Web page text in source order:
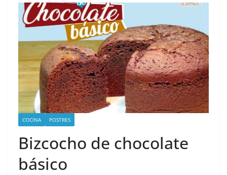
COCINA POSTRES
Bizcocho de chocolate
básico